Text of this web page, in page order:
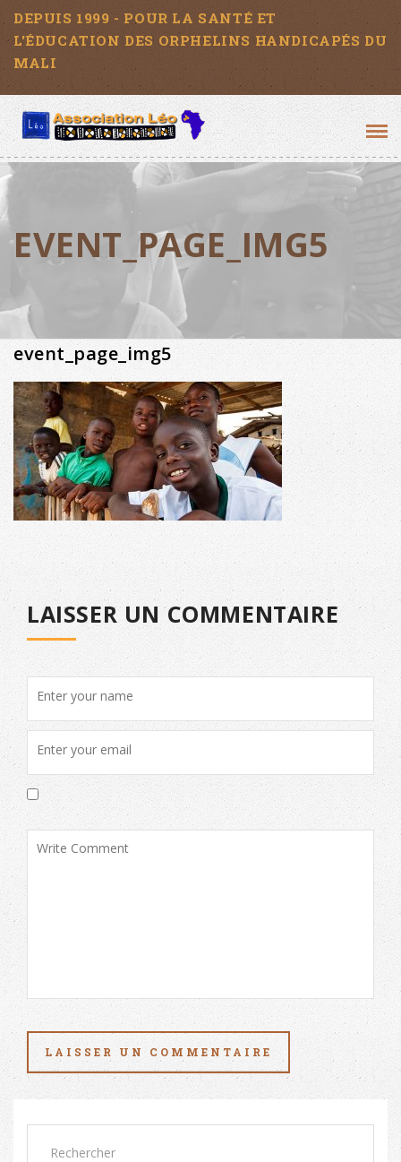
DEPUIS 1999 - POUR LA SANTÉ ET
L'ÉDUCATION DES ORPHELINS HANDICAPÉS DU
MALI
EVENT_PAGE_IMG5
event_page_img5
LAISSER UN COMMENTAIRE